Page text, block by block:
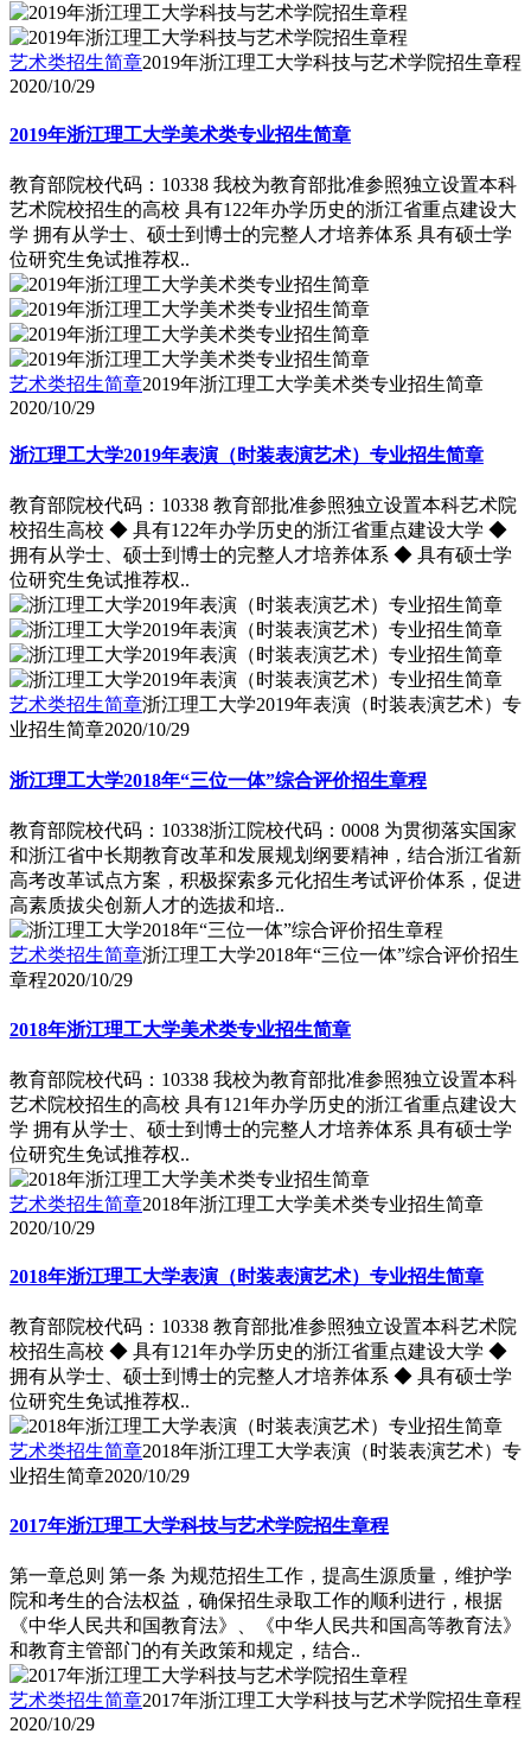
艺术类招生简章2019年浙江理工大学科技与艺术学院招生章程
2020/10/29
2019年浙江理工大学美术类专业招生简章
教育部院校代码：10338 我校为教育部批准参照独立设置本科
艺术院校招生的高校 具有122年办学历史的浙江省重点建设大
学 拥有从学士、硕士到博士的完整人才培养体系 具有硕士学
位研究生免试推荐权..
艺术类招生简章2019年浙江理工大学美术类专业招生简章
2020/10/29
浙江理工大学2019年表演（时装表演艺术）专业招生简章
教育部院校代码：10338 教育部批准参照独立设置本科艺术院
校招生高校 ◆ 具有122年办学历史的浙江省重点建设大学 ◆
拥有从学士、硕士到博士的完整人才培养体系 ◆ 具有硕士学
位研究生免试推荐权..
艺术类招生简章浙江理工大学2019年表演（时装表演艺术）专
业招生简章2020/10/29
浙江理工大学2018年“三位一体”综合评价招生章程
教育部院校代码：10338浙江院校代码：0008 为贯彻落实国家
和浙江省中长期教育改革和发展规划纲要精神，结合浙江省新
高考改革试点方案，积极探索多元化招生考试评价体系，促进
高素质拔尖创新人才的选拔和培..
艺术类招生简章浙江理工大学2018年“三位一体”综合评价招生
章程2020/10/29
2018年浙江理工大学美术类专业招生简章
教育部院校代码：10338 我校为教育部批准参照独立设置本科
艺术院校招生的高校 具有121年办学历史的浙江省重点建设大
学 拥有从学士、硕士到博士的完整人才培养体系 具有硕士学
位研究生免试推荐权..
艺术类招生简章2018年浙江理工大学美术类专业招生简章
2020/10/29
2018年浙江理工大学表演（时装表演艺术）专业招生简章
教育部院校代码：10338 教育部批准参照独立设置本科艺术院
校招生高校 ◆ 具有121年办学历史的浙江省重点建设大学 ◆
拥有从学士、硕士到博士的完整人才培养体系 ◆ 具有硕士学
位研究生免试推荐权..
艺术类招生简章2018年浙江理工大学表演（时装表演艺术）专
业招生简章2020/10/29
2017年浙江理工大学科技与艺术学院招生章程
第一章总则 第一条 为规范招生工作，提高生源质量，维护学
院和考生的合法权益，确保招生录取工作的顺利进行，根据
《中华人民共和国教育法》、《中华人民共和国高等教育法》
和教育主管部门的有关政策和规定，结合..
艺术类招生简章2017年浙江理工大学科技与艺术学院招生章程
2020/10/29